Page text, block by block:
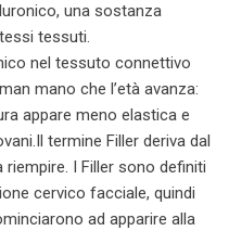
una sostanza
tessuti.
nel tessuto connettivo
mano che l’età avanza:
appare meno elastica e
termine Filler deriva dal
riempire. I Filler sono definiti
cervico facciale, quindi
ad apparire alla